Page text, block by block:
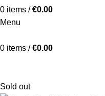
0 items / €0.00
Menu
0 items / €0.00
Sold out